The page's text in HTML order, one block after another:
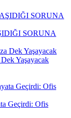
SORUNA
Dek Yaşayacak
Geçirdi: Ofis